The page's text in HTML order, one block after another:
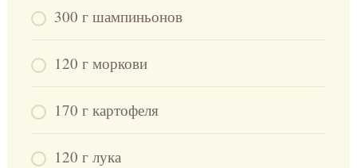
300 г шампиньонов
120 г моркови
170 г картофеля
120 г лука